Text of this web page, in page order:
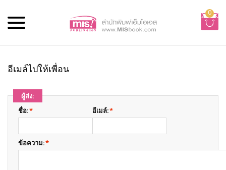
0
อีเมล์ไปให้เพื่อน
ผู้ส่ง:
*
ชื่อ: *
อีเมล์:
*
ข้อความ: